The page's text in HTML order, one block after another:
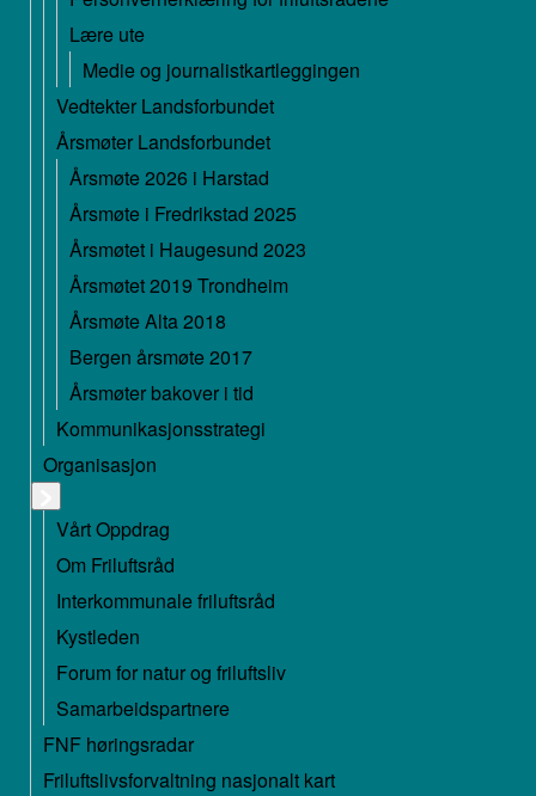
Lære ute
Medie og journalistkartleggingen
Vedtekter Landsforbundet
Årsmøter Landsforbundet
Årsmøte 2026 i Harstad
Årsmøte i Fredrikstad 2025
Årsmøtet i Haugesund 2023
Årsmøtet 2019 Trondheim
Årsmøte Alta 2018
Bergen årsmøte 2017
Årsmøter bakover i tid
Kommunikasjonsstrategi
Organisasjon
Vårt Oppdrag
Om Friluftsråd
Interkommunale friluftsråd
Kystleden
Forum for natur og friluftsliv
Samarbeidspartnere
FNF høringsradar
Friluftslivsforvaltning nasjonalt kart